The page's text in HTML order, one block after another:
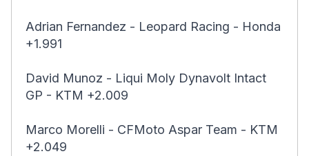
Adrian Fernandez - Leopard Racing - Honda
+1.991
David Munoz - Liqui Moly Dynavolt Intact
GP - KTM +2.009
Marco Morelli - CFMoto Aspar Team - KTM
+2.049